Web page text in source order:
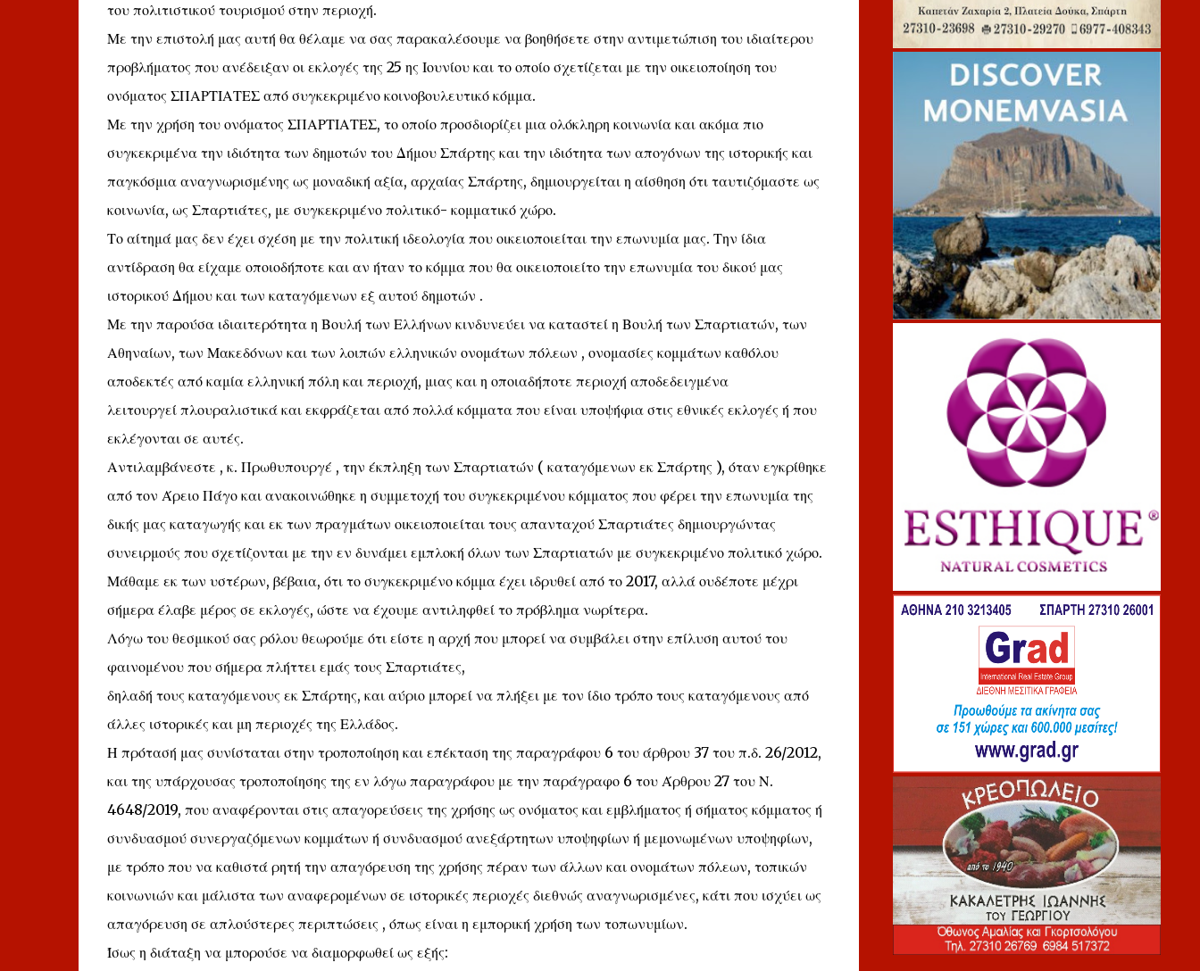
του πολιτιστικού τουρισμού στην περιοχή.
Με την επιστολή μας αυτή θα θέλαμε να σας παρακαλέσουμε να βοηθήσετε στην αντιμετώπιση του ιδιαίτερου
προβλήματος που ανέδειξαν οι εκλογές της 25 ης Ιουνίου και το οποίο σχετίζεται με την οικειοποίηση του
ονόματος ΣΠΑΡΤΙΑΤΕΣ από συγκεκριμένο κοινοβουλευτικό κόμμα.
Με την χρήση του ονόματος ΣΠΑΡΤΙΑΤΕΣ, το οποίο προσδιορίζει μια ολόκληρη κοινωνία και ακόμα πιο
συγκεκριμένα την ιδιότητα των δημοτών του Δήμου Σπάρτης και την ιδιότητα των απογόνων της ιστορικής και
παγκόσμια αναγνωρισμένης ως μοναδική αξία, αρχαίας Σπάρτης, δημιουργείται η αίσθηση ότι ταυτιζόμαστε ως
κοινωνία, ως Σπαρτιάτες, με συγκεκριμένο πολιτικό- κομματικό χώρο.
Το αίτημά μας δεν έχει σχέση με την πολιτική ιδεολογία που οικειοποιείται την επωνυμία μας. Την ίδια
αντίδραση θα είχαμε οποιοδήποτε και αν ήταν το κόμμα που θα οικειοποιείτο την επωνυμία του δικού μας
ιστορικού Δήμου και των καταγόμενων εξ αυτού δημοτών .
Με την παρούσα ιδιαιτερότητα η Βουλή των Ελλήνων κινδυνεύει να καταστεί η Βουλή των Σπαρτιατών, των
Αθηναίων, των Μακεδόνων και των λοιπών ελληνικών ονομάτων πόλεων , ονομασίες κομμάτων καθόλου
αποδεκτές από καμία ελληνική πόλη και περιοχή, μιας και η οποιαδήποτε περιοχή αποδεδειγμένα
λειτουργεί πλουραλιστικά και εκφράζεται από πολλά κόμματα που είναι υποψήφια στις εθνικές εκλογές ή που
εκλέγονται σε αυτές.
Αντιλαμβάνεστε , κ. Πρωθυπουργέ , την έκπληξη των Σπαρτιατών ( καταγόμενων εκ Σπάρτης ), όταν εγκρίθηκε
από τον Άρειο Πάγο και ανακοινώθηκε η συμμετοχή του συγκεκριμένου κόμματος που φέρει την επωνυμία της
δικής μας καταγωγής και εκ των πραγμάτων οικειοποιείται τους απανταχού Σπαρτιάτες δημιουργώντας
συνειρμούς που σχετίζονται με την εν δυνάμει εμπλοκή όλων των Σπαρτιατών με συγκεκριμένο πολιτικό χώρο.
Μάθαμε εκ των υστέρων, βέβαια, ότι το συγκεκριμένο κόμμα έχει ιδρυθεί από το 2017, αλλά ουδέποτε μέχρι
σήμερα έλαβε μέρος σε εκλογές, ώστε να έχουμε αντιληφθεί το πρόβλημα νωρίτερα.
Λόγω του θεσμικού σας ρόλου θεωρούμε ότι είστε η αρχή που μπορεί να συμβάλει στην επίλυση αυτού του
φαινομένου που σήμερα πλήττει εμάς τους Σπαρτιάτες,
δηλαδή τους καταγόμενους εκ Σπάρτης, και αύριο μπορεί να πλήξει με τον ίδιο τρόπο τους καταγόμενους από
άλλες ιστορικές και μη περιοχές της Ελλάδος.
Η πρότασή μας συνίσταται στην τροποποίηση και επέκταση της παραγράφου 6 του άρθρου 37 του π.δ. 26/2012,
και της υπάρχουσας τροποποίησης της εν λόγω παραγράφου με την παράγραφο 6 του Άρθρου 27 του Ν.
4648/2019, που αναφέρονται στις απαγορεύσεις της χρήσης ως ονόματος και εμβλήματος ή σήματος κόμματος ή
συνδυασμού συνεργαζόμενων κομμάτων ή συνδυασμού ανεξάρτητων υποψηφίων ή μεμονωμένων υποψηφίων,
με τρόπο που να καθιστά ρητή την απαγόρευση της χρήσης πέραν των άλλων και ονομάτων πόλεων, τοπικών
κοινωνιών και μάλιστα των αναφερομένων σε ιστορικές περιοχές διεθνώς αναγνωρισμένες, κάτι που ισχύει ως
απαγόρευση σε απλούστερες περιπτώσεις , όπως είναι η εμπορική χρήση των τοπωνυμίων.
Ίσως η διάταξη να μπορούσε να διαμορφωθεί ως εξής: